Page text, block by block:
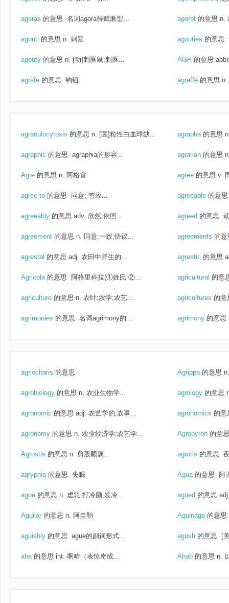
agoras 的意思 名词agora得赋漱型... agorot 的意思 n.
agouti 的意思 n. 刺鼠 agouties 的意思
agouty 的意思 n. [动]刺豚鼠;刺豚... AGP 的意思
agrafe 的意思 钩钮. agraffe 的意思 n.
agranulocytosis 的意思 n. [医]粒性白血球缺... agrapha 的意思
agraphic 的意思 agraphia的形容... agrarian 的意思
Agre 的意思 n. 阿格雷 agree 的意思 v.
agree to 的意思 同意; 答应... agreeable 的意思
agreeably 的意思 adv. 欣然;依照... agreed 的意思
agreement 的意思 n. 同意;一致;协议... agreements 的意
agrestal 的意思 adj. 农田中野生的... agrestic 的意思
Agricola 的意思 阿格里科拉(①姓氏 ②... agricultural 的意
agriculture 的意思 n. 农叶;农学;农艺... agricultures 的意
agrimonies 的意思 名词agrimony的... agrimony 的意思
agriocharis 的意思 Agrippa 的意思
agrobiology 的意思 n. 农业生物学... agrology 的意思
agronomic 的意思 adj. 农艺学的;农事... agronomics 的意
agronomy 的意思 n. 农业经济学;农艺学... Agropyron 的意思
Agrostis 的意思 n. 剪股颖属... agrotis 的意思
agrypnia 的意思 失眠 Agua 的意思 阿
ague 的意思 n. 虐急;打冷颤;发冷... agued 的意思
Aguilar 的意思 n. 阿圭勒 Aguinaga 的意思
aguishly 的意思 ague的副词形式... agush 的意思 [
aha 的意思 int. 啊哈（表惊奇或... Ahab 的意思 n.